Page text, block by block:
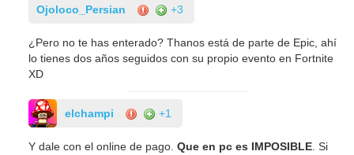
Ojoloco_Persian +3
¿Pero no te has enterado? Thanos está de parte de Epic, ahí
lo tienes dos años seguidos con su propio evento en Fortnite
XD
elchampi +1
Y dale con el online de pago.Que en pc es IMPOSIBLE . Si